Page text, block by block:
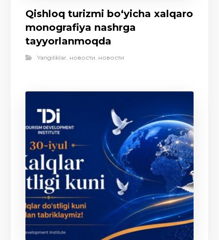
Qishloq turizmi bo‘yicha xalqaro
monografiya nashrga
tayyorlanmoqda
Yangiliklar, новости, новости